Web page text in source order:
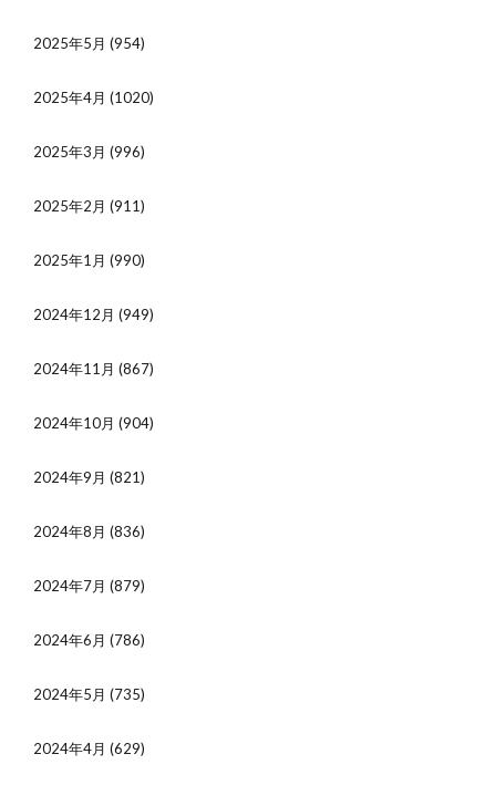
2025年5月 (954)
2025年4月 (1020)
2025年3月 (996)
2025年2月 (911)
2025年1月 (990)
2024年12月 (949)
2024年11月 (867)
2024年10月 (904)
2024年9月 (821)
2024年8月 (836)
2024年7月 (879)
2024年6月 (786)
2024年5月 (735)
2024年4月 (629)